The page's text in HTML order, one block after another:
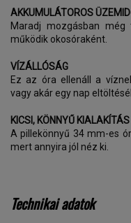
AKKUMULÁTOROS
Maradj mozgásban
működik okosóraként.
VÍZÁLLÓSÁG
Ez az óra ellenáll a
vagy akár egy nap
KICSI, KÖNNYŰ KIALAKÍTÁS
A pillekönnyű 34 mm-es
mert annyira jól néz ki.
Technikai adatok